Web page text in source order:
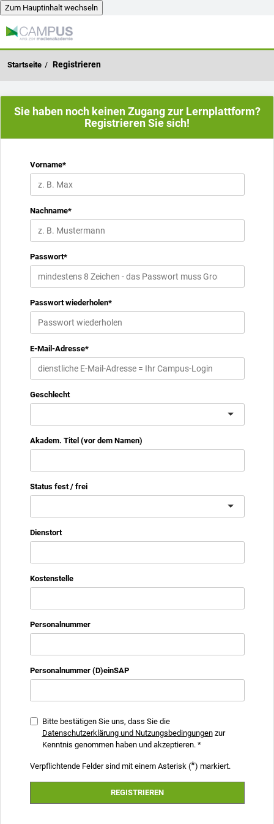
Zum Hauptinhalt wechseln
Zum Hauptinhalt wechseln
Registrieren
Sie haben noch keinen Zugang zur Lernplattform?
Registrieren Sie sich!
Vorname*
Nachname*
Passwort*
Passwort wiederholen*
E-Mail-Adresse*
Geschlecht
Akadem. Titel (vor dem Namen)
Status fest / frei
Dienstort
Kostenstelle
Personalnummer
Personalnummer (D)einSAP
Bitte bestätigen Sie uns, dass Sie die
Datenschutzerklärung und Nutzungsbedingungenzur
Kenntnis genommen haben und akzeptieren. *
Verpflichtende Felder sind mit einem Asterisk (*) markiert.